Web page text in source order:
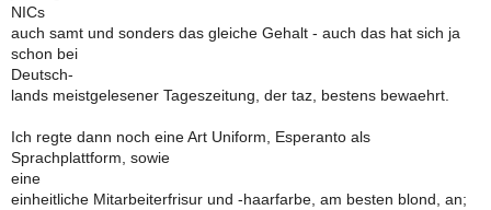
NICs
auch samt und sonders das gleiche Gehalt - auch das hat sich ja
schon bei
Deutsch-
lands meistgelesener Tageszeitung, der taz, bestens bewaehrt.
Ich regte dann noch eine Art Uniform, Esperanto als
Sprachplattform, sowie
eine
einheitliche Mitarbeiterfrisur und -haarfarbe, am besten blond, an;